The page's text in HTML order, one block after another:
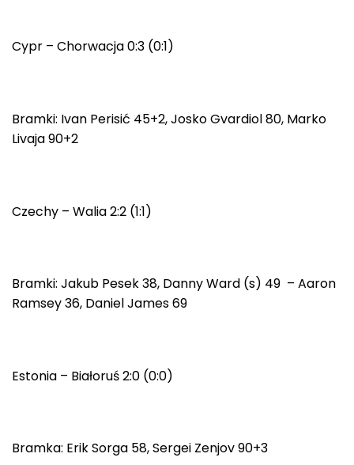
Cypr – Chorwacja 0:3 (0:1)
Bramki: Ivan Perisić 45+2, Josko Gvardiol 80, Marko
Livaja 90+2
Czechy – Walia 2:2 (1:1)
Bramki: Jakub Pesek 38, Danny Ward (s) 49 – Aaron
Ramsey 36, Daniel James 69
Estonia – Białoruś 2:0 (0:0)
Bramka: Erik Sorga 58, Sergei Zenjov 90+3